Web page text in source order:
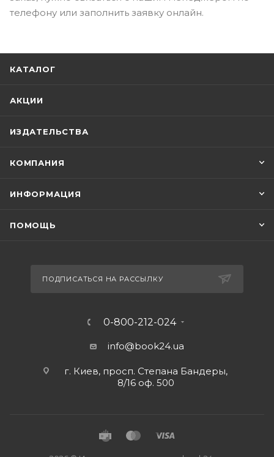
телефону или заполнить заявку онлайн.
КАТАЛОГ
АКЦИИ
ИЗДАТЕЛЬСТВА
КОМПАНИЯ
ИНФОРМАЦИЯ
ПОМОЩЬ
ПОДПИСАТЬСЯ НА РАССЫЛКУ
0-800-212-024
info@book24.ua
г. Киев, просп. Степана Бандеры,
8/16 оф. 500